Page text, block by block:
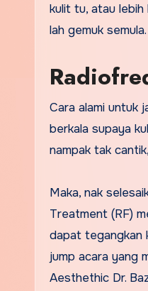
kulit tu, atau lebih
lah gemuk
Cara alami untuk
berkala supaya
nampak tak
Maka, nak
Treatment (RF)
dapat tegangkan
jump acara yang
Aesthethic Dr.